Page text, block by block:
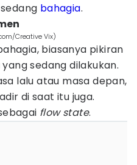
bahagia.
Creative Vix)
biasanya pikiran
sedang dilakukan.
lalu atau masa depan,
di saat itu juga.
flow state.